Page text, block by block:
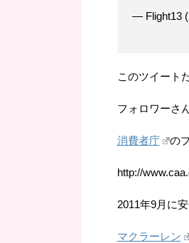
— Flight13
このツイート
フォロワーさ
消費者庁 の
http://
2011年9月に
マクラーレン